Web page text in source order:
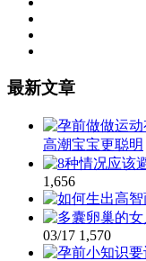
最新文章
高潮宝宝更聪明
1,656
03/17 1,570